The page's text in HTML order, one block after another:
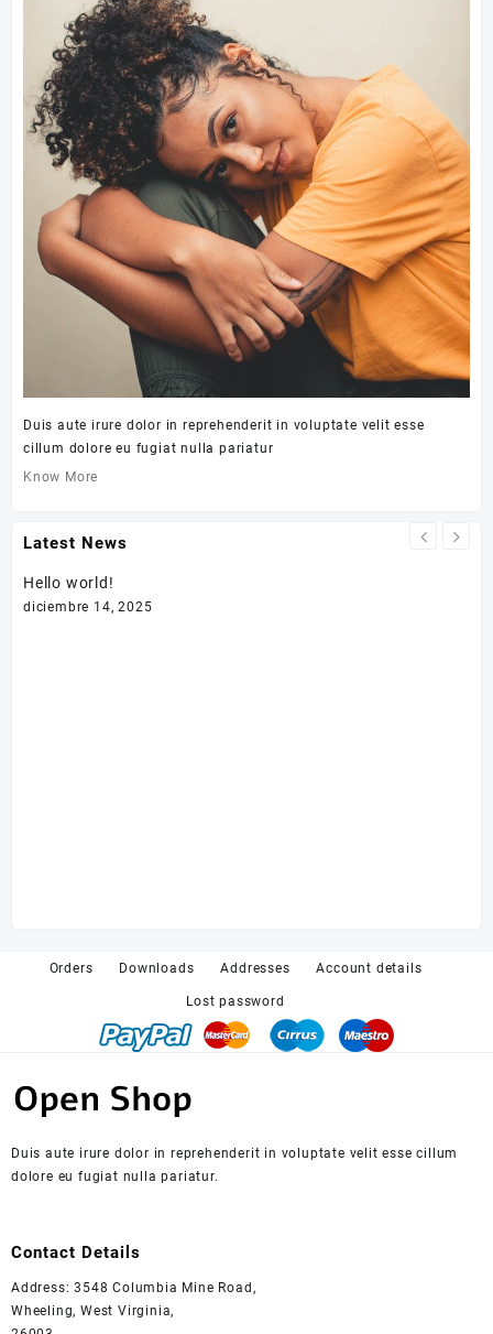
Duis aute irure dolor in reprehenderit in voluptate velit esse
cillum dolore eu fugiat nulla pariatur
Know More
Latest News
Hello world!
diciembre 14, 2025
Orders Downloads Addresses Account details
Lost password
Duis aute irure dolor in reprehenderit in voluptate velit esse cillum
dolore eu fugiat nulla pariatur.
Contact Details
Address: 3548 Columbia Mine Road,
Wheeling, West Virginia,